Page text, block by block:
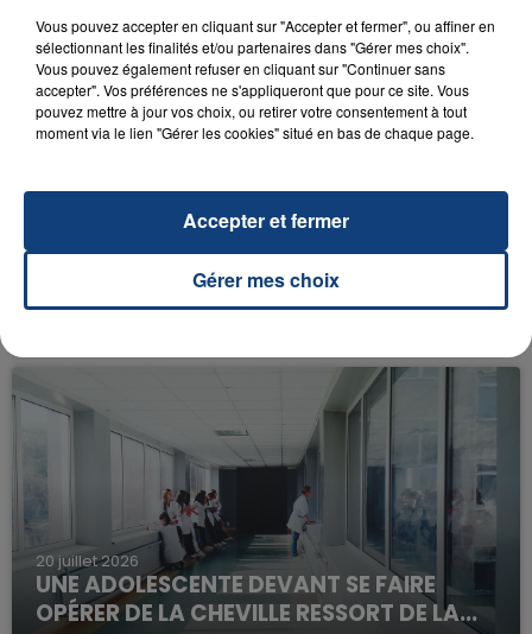
FIL D'ACTU
INCENDIE MORTEL À LENS : UNE FEMME ET
SON BÉBÉ ENTRE LA VIE ET LA...
aspergé sa compagne et leur bébé de trois mois
d'un liquide inflammable.
20 juillet 2026
UNE ADOLESCENTE DEVANT SE FAIRE
OPÉRER DE LA CHEVILLE RESSORT DE LA...
Vous pouvez accepter en cliquant sur "Accepter et fermer", ou affiner en
sélectionnant les finalités et/ou partenaires dans "Gérer mes choix".
Vous pouvez également refuser en cliquant sur "Continuer sans
accepter". Vos préférences ne s'appliqueront que pour ce site. Vous
pouvez mettre à jour vos choix, ou retirer votre consentement à tout
moment via le lien "Gérer les cookies" situé en bas de chaque page.
Gérer mes choix
Accepter et fermer